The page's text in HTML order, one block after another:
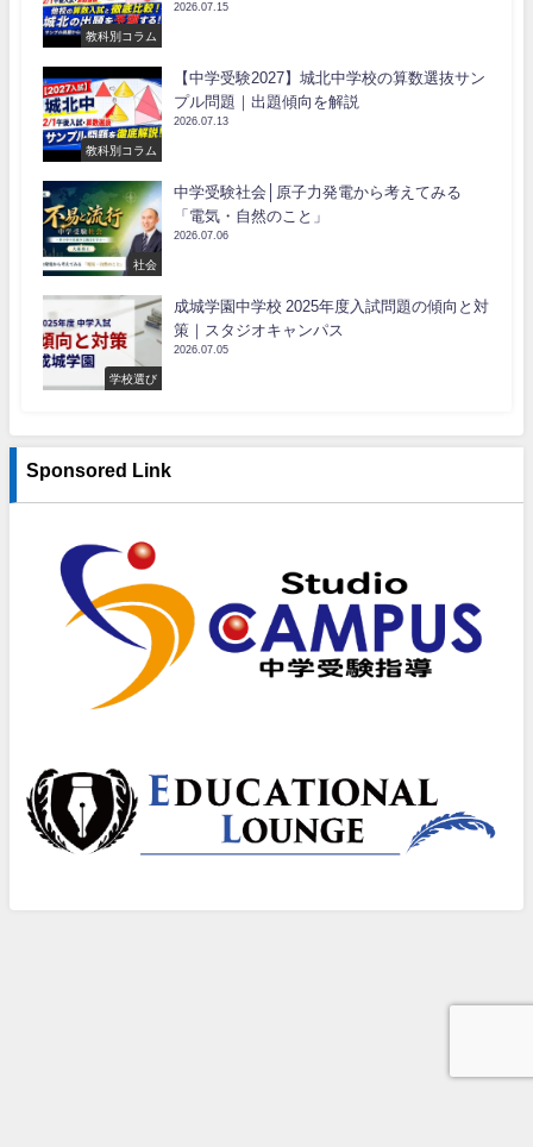
教科別コラム
2026.07.15
教科別コラム
【中学受験2027】城北中学校の算数選抜サン
プル問題｜出題傾向を解説
2026.07.13
社会
中学受験社会│原子力発電から考えてみる
「電気・自然のこと」
2026.07.06
学校選び
成城学園中学校 2025年度入試問題の傾向と対
策｜スタジオキャンパス
2026.07.05
Sponsored Link